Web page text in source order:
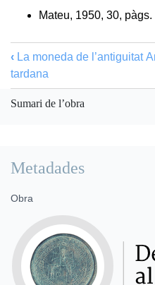
Mateu, 1950, 30,
‹ La moneda de l’antiguitat
tardana
Sumari de l’obra
Metadades
Obra